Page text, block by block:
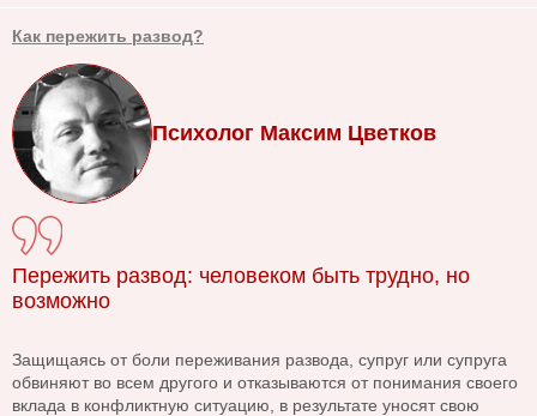
Как пережить развод?
Психолог Максим Цветков
Пережить развод: человеком быть трудно, но
возможно
Защищаясь от боли переживания развода, супруг или супруга
обвиняют во всем другого и отказываются от понимания своего
вклада в конфликтную ситуацию, в результате уносят свою